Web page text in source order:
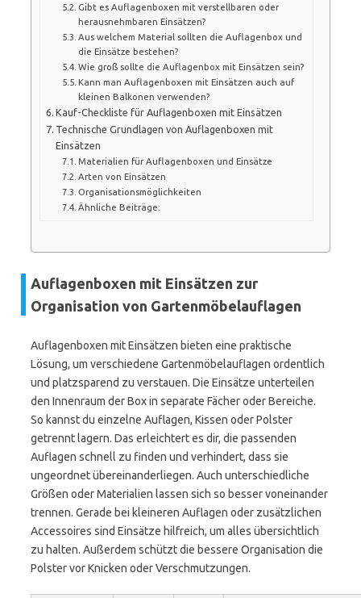
Gibt es Auflagenboxen mit verstellbaren oder
herausnehmbaren Einsätzen?
Aus welchem Material sollten die Auflagenbox und
die Einsätze bestehen?
Wie groß sollte die Auflagenbox mit Einsätzen sein?
Kann man Auflagenboxen mit Einsätzen auch auf
kleinen Balkonen verwenden?
Kauf-Checkliste für Auflagenboxen mit Einsätzen
Technische Grundlagen von Auflagenboxen mit
Einsätzen
Materialien für Auflagenboxen und Einsätze
Arten von Einsätzen
Organisationsmöglichkeiten
Ähnliche Beiträge:
Auflagenboxen mit Einsätzen zur
Organisation von Gartenmöbelauflagen
Auflagenboxen mit Einsätzen bieten eine praktische
Lösung, um verschiedene Gartenmöbelauflagen ordentlich
und platzsparend zu verstauen. Die Einsätze unterteilen
den Innenraum der Box in separate Fächer oder Bereiche.
So kannst du einzelne Auflagen, Kissen oder Polster
getrennt lagern. Das erleichtert es dir, die passenden
Auflagen schnell zu finden und verhindert, dass sie
ungeordnet übereinanderliegen. Auch unterschiedliche
Größen oder Materialien lassen sich so besser voneinander
trennen. Gerade bei kleineren Auflagen oder zusätzlichen
Accessoires sind Einsätze hilfreich, um alles übersichtlich
zu halten. Außerdem schützt die bessere Organisation die
Polster vor Knicken oder Verschmutzungen.